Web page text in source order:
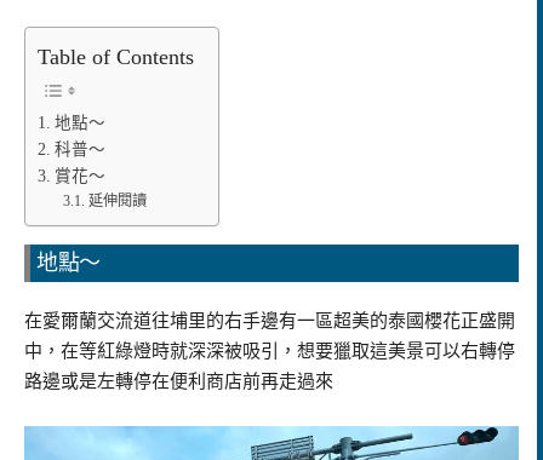
Table of Contents
地點～
科普～
賞花～
延伸閱讀
地點～
在愛爾蘭交流道往埔里的右手邊有一區超美的泰國櫻花正盛開
中，在等紅綠燈時就深深被吸引，想要獵取這美景可以右轉停
路邊或是左轉停在便利商店前再走過來